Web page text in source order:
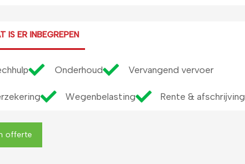
IS ER INBEGREPEN
Onderhoud Vervangend vervoer
Wegenbelasting Rente & afschrijving
offerte